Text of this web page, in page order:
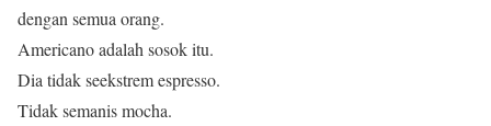
dengan semua orang.
Americano adalah sosok itu.
Dia tidak seekstrem espresso.
Tidak semanis mocha.